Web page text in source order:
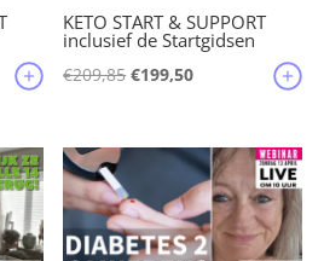
KETO START & SUPPORT
inclusief de Startgidsen
€209,85Oorspronkelijke
€209,85.
€199,50Huidige
€199,50.